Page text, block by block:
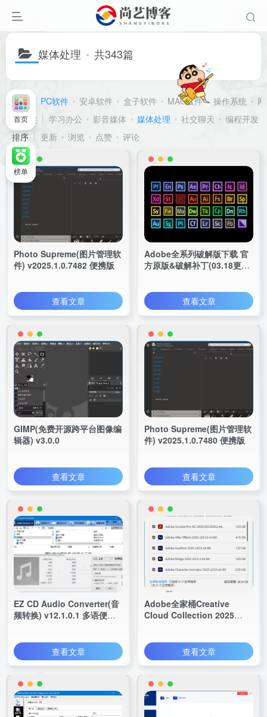
媒体处理 共343篇
分类 PC软件 安卓软件 盒子软件 MAC软件 操作系统
子分类
学习办公 影音媒体 媒体处理 社交聊天
编程开发
排序
更新 浏览 点赞 评论
Photo Supreme(图片管理软
件) v2025.1.0.7482 便携版
查看文章
Adobe全系列破解版下载 官
方原版&破解补丁(03.18更新
查看文章
GIMP(免费开源跨平台图像编
辑器) v3.0.0
查看文章
Photo Supreme(图片管理软
件) v2025.1.0.7480 便携版
查看文章
EZ CD Audio Converter(音
频转换) v12.1.0.1 多语便携
查看文章
Adobe全家桶Creative
Cloud Collection 2025
查看文章
首页
榜单